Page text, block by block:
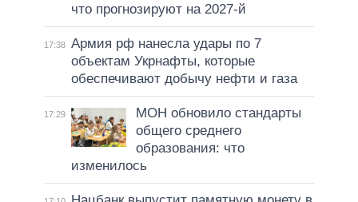
что прогнозируют на 2027-й
17:38 Армия рф нанесла удары по 7
объектам Укрнафты, которые
обеспечивают добычу нефти и газа
17:29
МОН обновило стандарты
общего среднего
образования: что
изменилось